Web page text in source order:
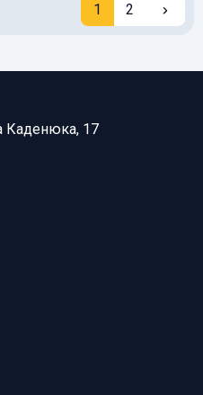
1 2
Каденюка, 17